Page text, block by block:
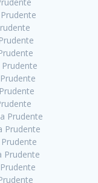
Prudente
Prudente
Prudente